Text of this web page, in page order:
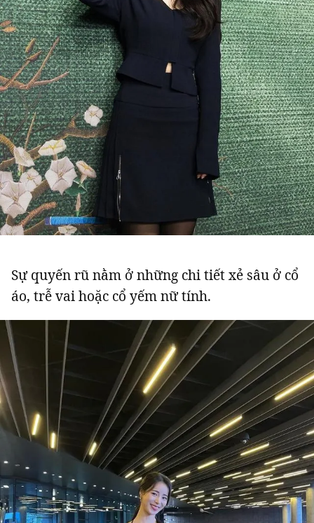
Sự quyến rũ nằm ở những chi tiết xẻ sâu ở cổ
áo, trễ vai hoặc cổ yếm nữ tính.